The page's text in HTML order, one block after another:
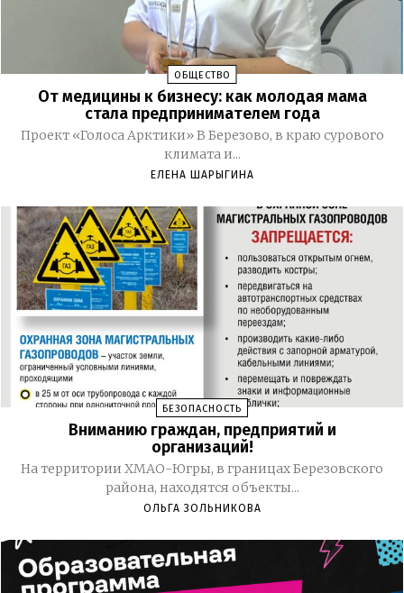
ОБЩЕСТВО
От медицины к бизнесу: как молодая мама
стала предпринимателем года
Проект «Голоса Арктики» В Березово, в краю сурового
климата и...
ЕЛЕНА ШАРЫГИНА
БЕЗОПАСНОСТЬ
Вниманию граждан, предприятий и
организаций!
На территории ХМАО-Югры, в границах Березовского
района, находятся объекты...
ОЛЬГА ЗОЛЬНИКОВА